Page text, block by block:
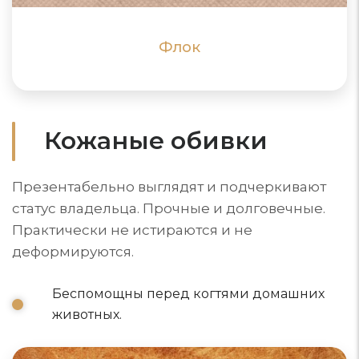
Флок
ПОДРОБНЕЕ
ПОДРОБНЕЕ
Кожаные обивки
Презентабельно выглядят и подчеркивают
статус владельца. Прочные и долговечные.
Практически не истираются и не
деформируются.
Беспомощны перед когтями домашних
животных.